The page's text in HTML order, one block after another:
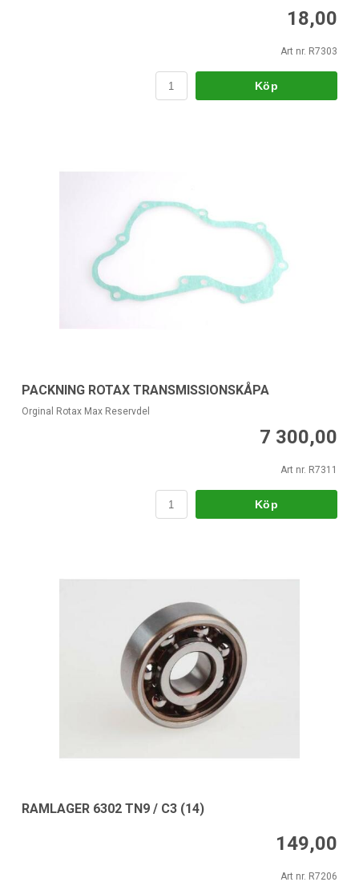
18,00
Art nr. R7303
Köp
PACKNING ROTAX TRANSMISSIONSKÅPA
Orginal Rotax Max Reservdel
7 300,00
Art nr. R7311
Köp
RAMLAGER 6302 TN9 / C3 (14)
149,00
Art nr. R7206